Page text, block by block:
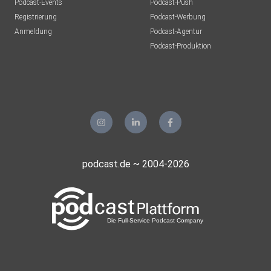
Podcast-Events
Registrierung
Anmeldung
Podcast-Push
Podcast-Werbung
Podcast-Agentur
Podcast-Produktion
podcast.de ~ 2004-2026